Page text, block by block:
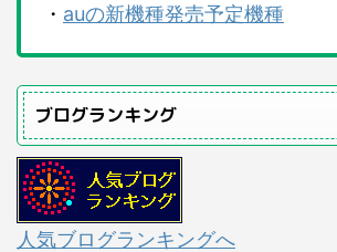
・ auの新機種発売予定機種
ブログランキング
人気ブログランキングへ